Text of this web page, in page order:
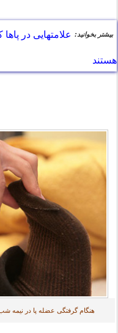
بیشتر بخوانید: علامتهایی در
هستند
هنگام گرفتگی عضله پا در نیمه